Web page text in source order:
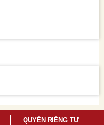
QUYỀN RIÊNG TƯ